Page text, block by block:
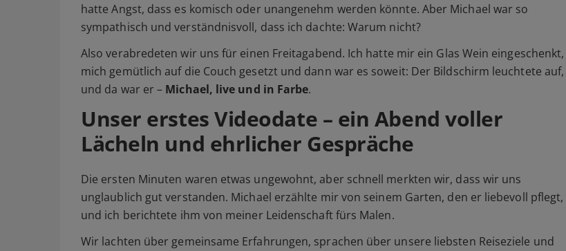
hatte Angst, dass es komisch oder unangenehm werden könnte. Aber Michael war so
sympathisch und verständnisvoll, dass ich dachte: Warum nicht?
Also verabredeten wir uns für einen Freitagabend. Ich hatte mir ein Glas Wein eingeschenkt,
mich gemütlich auf die Couch gesetzt und dann war es soweit: Der Bildschirm leuchtete auf,
und da war er – Michael, live und in Farbe.
Unser erstes Videodate – ein Abend voller
Lächeln und ehrlicher Gespräche
Die ersten Minuten waren etwas ungewohnt, aber schnell merkten wir, dass wir uns
unglaublich gut verstanden. Michael erzählte mir von seinem Garten, den er liebevoll pflegt,
und ich berichtete ihm von meiner Leidenschaft fürs Malen.
Wir lachten über gemeinsame Erfahrungen, sprachen über unsere liebsten Reiseziele und